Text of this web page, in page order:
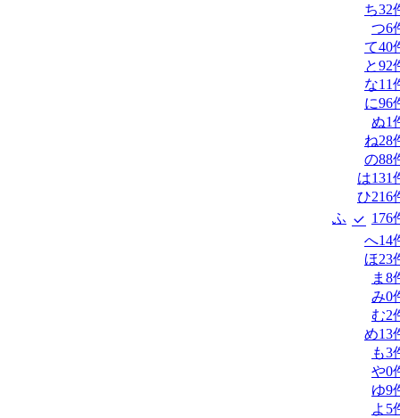
ち32
つ6
て40
と92
な11
に96
ぬ1
ね28
の88
は131
ひ216
ふ
176
へ14
ほ23
ま 8
み0
む2
め13
も3
や0
ゆ9
よ 5